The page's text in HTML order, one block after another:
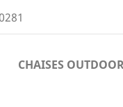
CHAISES